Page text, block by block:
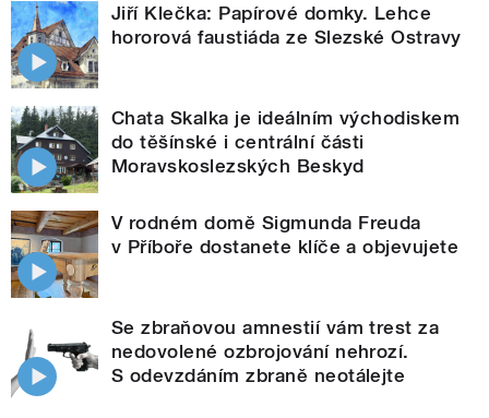
Jiří Klečka: Papírové domky. Lehce
hororová faustiáda ze Slezské Ostravy
Chata Skalka je ideálním východiskem
do těšínské i centrální části
Moravskoslezských Beskyd
V rodném domě Sigmunda Freuda
v Příboře dostanete klíče a objevujete
Se zbraňovou amnestií vám trest za
nedovolené ozbrojování nehrozí.
S odevzdáním zbraně neotálejte